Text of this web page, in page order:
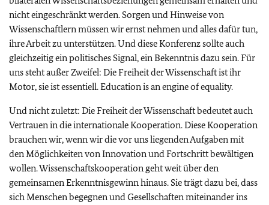
nicht eingeschränkt werden. Sorgen und Hinweise von
Wissenschaftlern müssen wir ernst nehmen und alles dafür tun,
ihre Arbeit zu unterstützen. Und diese Konferenz sollte auch
gleichzeitig ein politisches Signal, ein Bekenntnis dazu sein. Für
uns steht außer Zweifel: Die Freiheit der Wissenschaft ist ihr
Motor, sie ist essentiell.Education is an engine of equality.
Und nicht zuletzt: Die Freiheit der Wissenschaft bedeutet auch
Vertrauen in die internationale Kooperation. Diese Kooperation
brauchen wir, wenn wir die vor uns liegenden Aufgaben mit
den Möglichkeiten von Innovation und Fortschritt bewältigen
wollen. Wissenschaftskooperation geht weit über den
gemeinsamen Erkenntnisgewinn hinaus. Sie trägt dazu bei, dass
sich Menschen begegnen und Gesellschaften miteinander ins